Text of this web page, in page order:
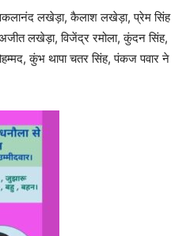
सकलानंद लखेड़ा, कैलाश लखेड़ा, प्रेम सिंह
अजीत लखेड़ा, विजेंद्र रमोला, कुंदन सिंह,
कुंभ थापा चतर सिंह, पंकज पवार ने